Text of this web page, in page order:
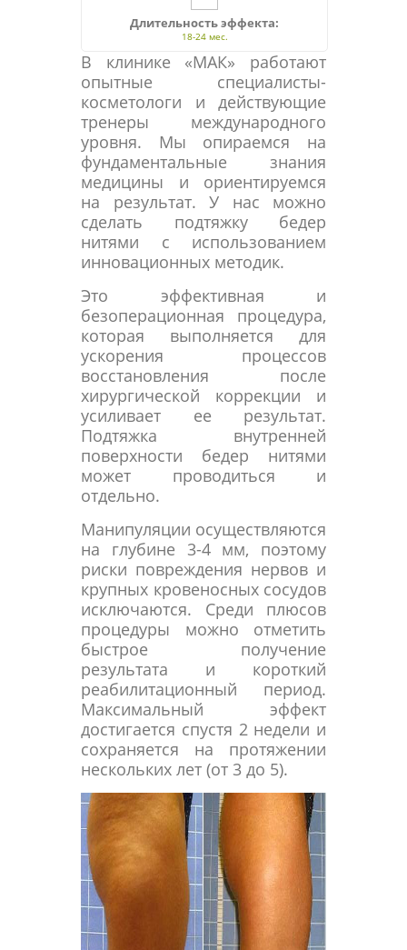
Длительность эффекта:
18-24 мес.
В клинике «МАК» работают
опытные специалисты-
косметологи и действующие
тренеры международного
уровня. Мы опираемся на
фундаментальные знания
медицины и ориентируемся
на результат. У нас можно
сделать подтяжку бедер
нитями с использованием
инновационных методик.
Это эффективная и
безоперационная процедура,
которая выполняется для
ускорения процессов
восстановления после
хирургической коррекции и
усиливает ее результат.
Подтяжка внутренней
поверхности бедер нитями
может проводиться и
отдельно.
Манипуляции осуществляются
на глубине 3-4 мм, поэтому
риски повреждения нервов и
крупных кровеносных сосудов
исключаются. Среди плюсов
процедуры можно отметить
быстрое получение
результата и короткий
реабилитационный период.
Максимальный эффект
достигается спустя 2 недели и
сохраняется на протяжении
нескольких лет (от 3 до 5).